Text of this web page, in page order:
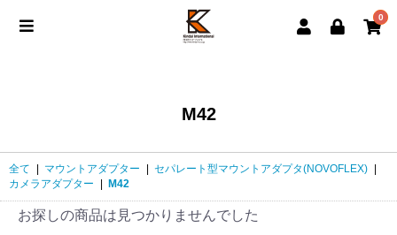
0
M42
全て マウントアダプター セパレート型マウントアダプタ(NOVOFLEX)
カメラアダプター
M42
お探しの商品は見つかりませんでした